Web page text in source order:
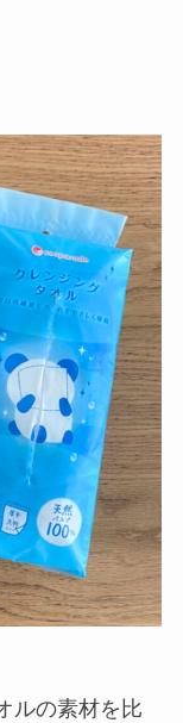
ルの素材を比